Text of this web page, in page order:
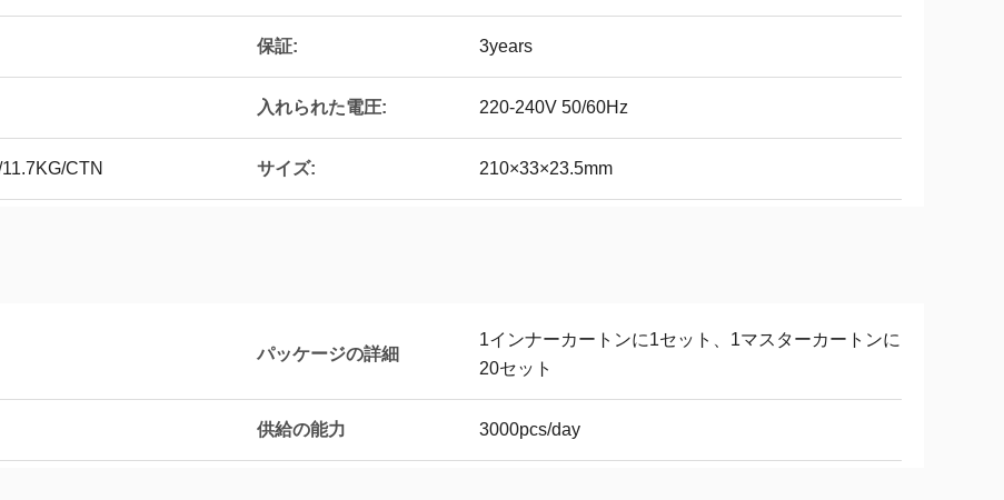
保証: 3years
入れられた電圧: 220-240V 50/60Hz
CTN サイズ: 210×33×23.5mm
パッケージの詳細
1インナーカートンに1セット、1マスターカートンに
20セット
供給の能力 3000pcs/day